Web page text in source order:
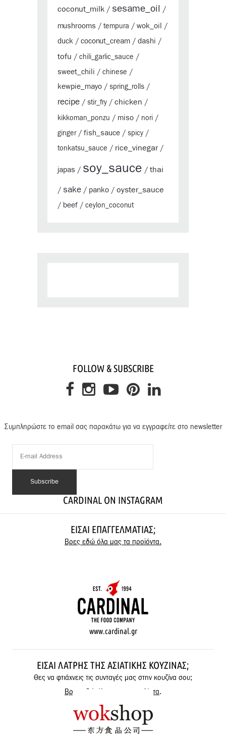
coconut_milk / sesame_oil /
mushrooms / tempura / wok_oil /
duck / coconut_cream / dashi /
tofu / chili_garlic_sauce /
sweet_chili / chinese /
kewpie_mayo / spring_rolls /
recipe / stir_fry / chicken /
kikkoman_ponzu / miso / nori /
ginger/ fish_sauce / spicy /
tonkatsu_sauce / rice_vinegar/
japas / soy_sauce / thai
/ sake / panko / oyster_sauce
/ beef / ceylon_coconut
FOLLOW & SUBSCRIBE
Συμπληρώστε το email σας παρακάτω για να εγγραφείτε στο newsletter
CARDINAL ON INSTAGRAM
ΕΊΣΑΙ ΕΠΑΓΓΕΛΜΑΤΊΑΣ;
Βρες εδώ όλα μας τα προϊόντα.
www.cardinal.gr
ΕΊΣΑΙ ΛΆΤΡΗΣ ΤΗΣ ΑΣΙΑΤΙΚΉΣ ΚΟΥΖΊΝΑΣ;
Θες να φτιάχνεις τις συνταγές μας στην κουζίνα σου;
Βρες εδώ όλα μας τα προϊόντα.